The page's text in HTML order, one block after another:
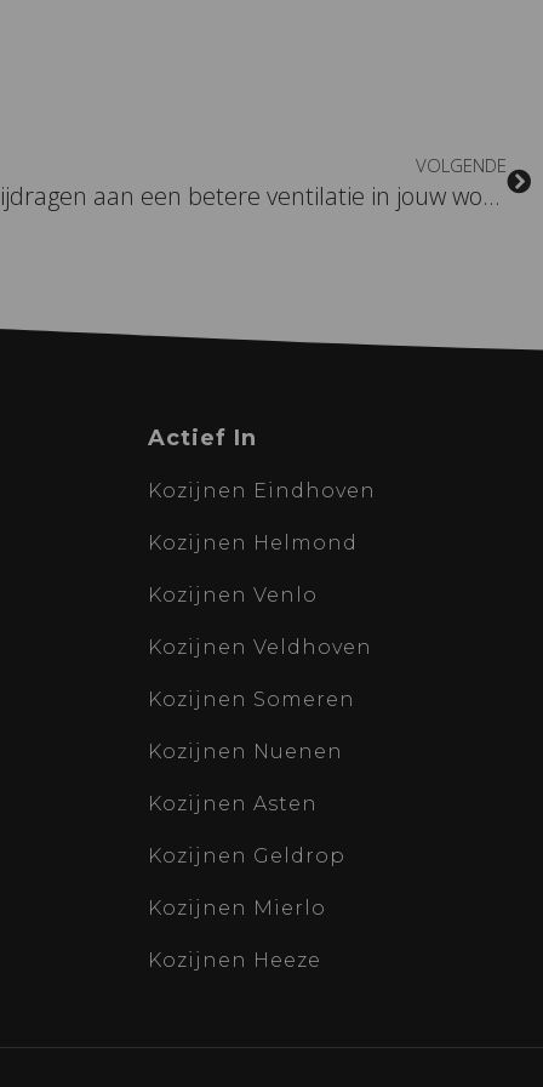
VOLGENDE
Kun je met schuifpuien bijdragen aan een betere ventilatie in jouw woning?
Actief In
Kozijnen Eindhoven
Kozijnen Helmond
Kozijnen Venlo
Kozijnen Veldhoven
Kozijnen Someren
Kozijnen Nuenen
Kozijnen Asten
Kozijnen Geldrop
Kozijnen Mierlo
Kozijnen Heeze